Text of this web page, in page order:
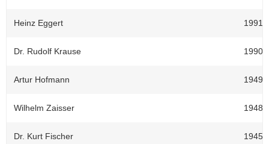
Heinz Eggert 1991-
Dr. Rudolf Krause 1990-
Artur Hofmann 1949-
Wilhelm Zaisser 1948-
Dr. Kurt Fischer 1945-